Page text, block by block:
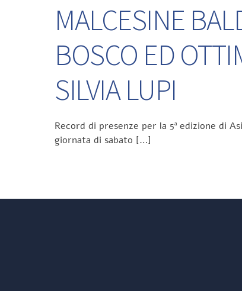
MALCESINE
BOSCO ED
SILVIA LUPI
Record di presenze per la 5ª edizione di
giornata di sabato […]